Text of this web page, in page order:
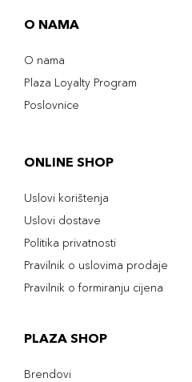
O NAMA
O nama
Plaza Loyalty Program
Poslovnice
ONLINE SHOP
Uslovi korištenja
Uslovi dostave
Politika privatnosti
Pravilnik o uslovima prodaje
Pravilnik o formiranju cijena
PLAZA SHOP
Brendovi